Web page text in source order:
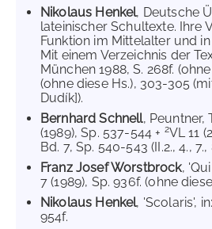
Nikolaus Henkel, Deutsche
lateinischer Schultexte. Ihre
Funktion im Mittelalter und
Mit einem Verzeichnis der
München 1988, S. 268f.
(ohne diese Hs.), 303-305
Dudík]).
Bernhard Schnell, Peuntner,
(1989), Sp. 537-544 + 2VL 11
Bd. 7, Sp. 540-543 (II.2., 4.,
Franz Josef Worstbrock,
7 (1989), Sp. 936f. (ohne
Nikolaus Henkel, 'Scolaris',
954f.